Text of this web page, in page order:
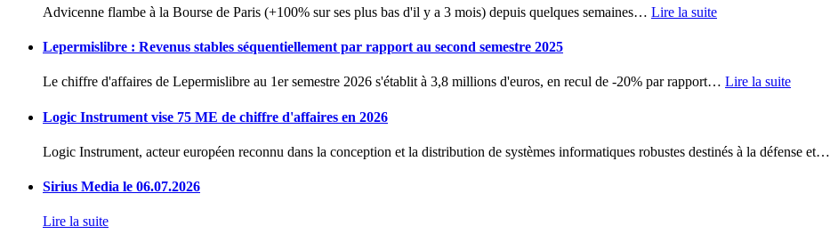
Advicenne flambe à la Bourse de Paris (+100% sur ses plus bas d'il y a 3 mois) depuis quelques semaines… Lire la suite
Lepermislibre : Revenus stables séquentiellement par rapport au second semestre 2025
Le chiffre d'affaires de Lepermislibre au 1er semestre 2026 s'établit à 3,8 millions d'euros, en recul de -20% par rapport… Lire la suite
Logic Instrument vise 75 ME de chiffre d'affaires en 2026
Logic Instrument, acteur européen reconnu dans la conception et la distribution de systèmes informatiques robustes destinés à la défense et…
Sirius Media le 06.07.2026
Lire la suite